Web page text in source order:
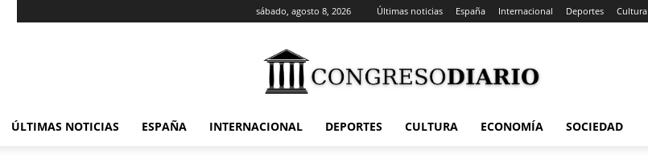
sábado, agosto 8, 2026 Últimas noticias España Internacional Deportes Cultura
ÚLTIMAS NOTICIAS ESPAÑA INTERNACIONAL DEPORTES CULTURA ECONOMÍA SOCIEDAD